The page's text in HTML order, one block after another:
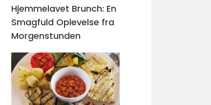
Hjemmelavet Brunch: En
Smagfuld Oplevelse fra
Morgenstunden